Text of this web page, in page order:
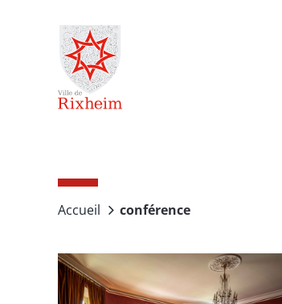
Accueil conférence